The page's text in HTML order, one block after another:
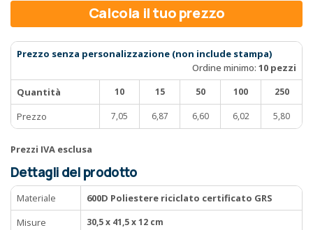
Calcola il tuo prezzo
Prezzo senza personalizzazione (non include stampa)
Ordine minimo: 10 pezzi
Quantità
10 15 50 100 250
Prezzo 7,05 6,87 6,60 6,02 5,80
Prezzi IVA esclusa
Dettagli del prodotto
Materiale
600D Poliestere riciclato certificato GRS
Misure
30,5 x 41,5 x 12 cm